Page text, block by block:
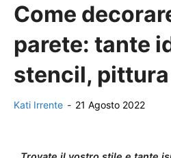
Come
parete: tante
stencil,
Kati Irrente - 21 Agosto 2022